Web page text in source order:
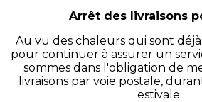
Arrêt des livraisons
Au vu des chaleurs qui sont
pour continuer à assurer un
sommes dans l'obligation de
livraisons par voie postale,
estivale.